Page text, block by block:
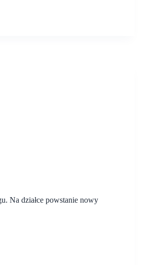
Na działce powstanie nowy